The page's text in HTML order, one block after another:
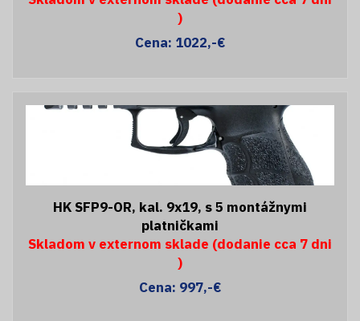
)
Cena: 1022,-€
HK SFP9-OR, kal. 9x19, s 5 montážnymi
platničkami
Skladom v externom sklade (dodanie cca 7 dni
)
Cena: 997,-€